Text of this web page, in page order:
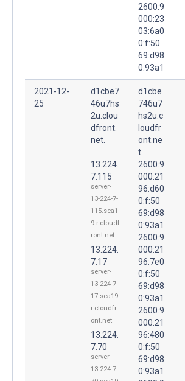
2600:9
000:23
03:6a0
0:f:50
69:d98
0:93a1
2021-12-
25
d1cbe7
46u7hs
2u.clou
dfront.
net.
13.224.
7.115
server-
13-224-7-
115.sea1
9.r.cloudf
ront.net
13.224.
7.17
server-
13-224-7-
17.sea19.
r.cloudfr
ont.net
13.224.
7.70
server-
13-224-7-
d1cbe
746u7
hs2u.c
loudfr
ont.ne
t.
2600:9
000:21
96:d60
0:f:50
69:d98
0:93a1
2600:9
000:21
96:7e0
0:f:50
69:d98
0:93a1
2600:9
000:21
96:480
0:f:50
69:d98
0:93a1